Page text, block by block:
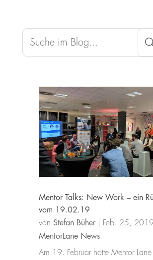
Mentor Talks: New Work – ein
vom 19.02.19
vonStefan Büher Feb. 25,
MentorLane News
Am 19. Februar hatte Mentor Lane